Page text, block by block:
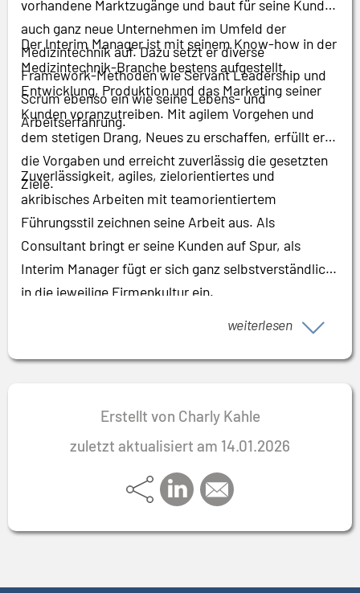
vorhandene Marktzugänge und baut für seine Kunden
auch ganz neue Unternehmen im Umfeld der
Medizintechnik auf. Dazu setzt er diverse
Framework-Methoden wie Servant Leadership und
Scrum ebenso ein wie seine Lebens- und
Arbeitserfahrung.
Der Interim Manager ist mit seinem Know-how in der
Medizintechnik-Branche bestens aufgestellt,
Entwicklung, Produktion und das Marketing seiner
Kunden voranzutreiben. Mit agilem Vorgehen und
dem stetigen Drang, Neues zu erschaffen, erfüllt er
die Vorgaben und erreicht zuverlässig die gesetzten
Ziele.
Zuverlässigkeit, agiles, zielorientiertes und
akribisches Arbeiten mit teamorientiertem
Führungsstil zeichnen seine Arbeit aus. Als
Consultant bringt er seine Kunden auf Spur, als
Interim Manager fügt er sich ganz selbstverständlich
in die jeweilige Firmenkultur ein.
weiterlesen
Erstellt von Charly Kahle
zuletzt aktualisiert am 14.01.2026